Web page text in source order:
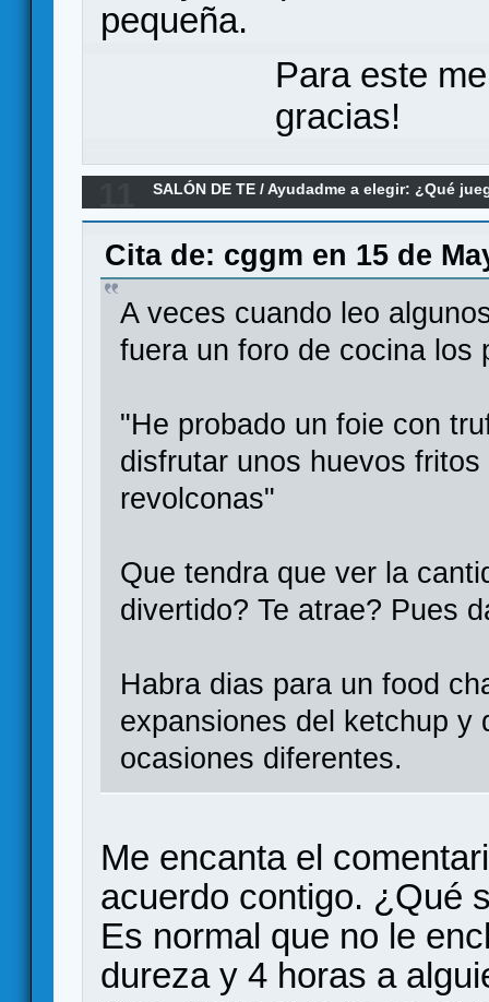
pequeña.
Para este
gracias!
SALÓN DE TE /Ayudadme a elegir: ¿Qué
Cita de: cggm en 15 de
A veces cuando leo
fuera un foro de cocina los
"He probado un foie con
disfrutar unos huevos
revolconas"
Que tendra que ver la
divertido? Te atrae? Pues
Habra dias para un food
expansiones del ketchup
ocasiones diferentes.
Me encanta el
acuerdo contigo. ¿Qué
Es normal que no le
dureza y 4 horas a